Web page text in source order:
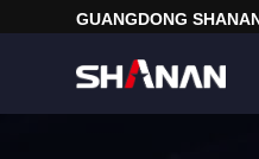
GUANGDONG